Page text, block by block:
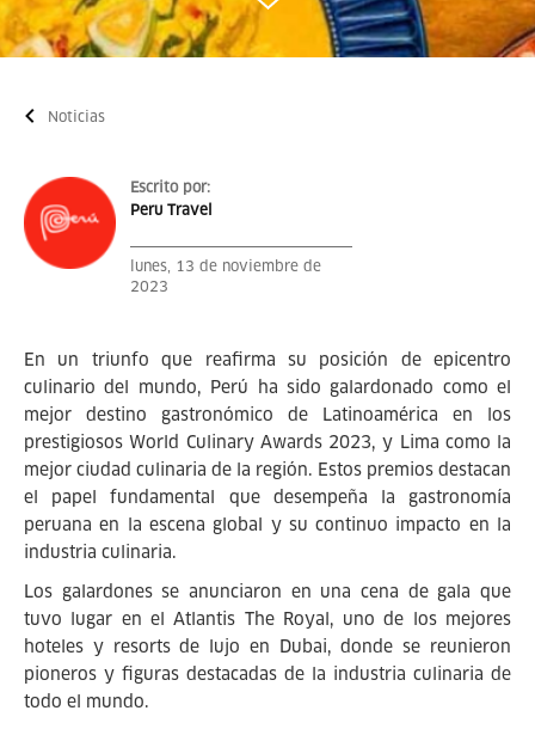
Noticias
Escrito por:
Peru Travel
lunes, 13 de noviembre de
2023
En un triunfo que reafirma su posición de epicentro
culinario del mundo, Perú ha sido galardonado como el
mejor destino gastronómico de Latinoamérica en los
prestigiosos World Culinary Awards 2023, y Lima como la
mejor ciudad culinaria de la región. Estos premios destacan
el papel fundamental que desempeña la gastronomía
peruana en la escena global y su continuo impacto en la
industria culinaria.
Los galardones se anunciaron en una cena de gala que
tuvo lugar en el Atlantis The Royal, uno de los mejores
hoteles y resorts de lujo en Dubai, donde se reunieron
pioneros y figuras destacadas de la industria culinaria de
todo el mundo.